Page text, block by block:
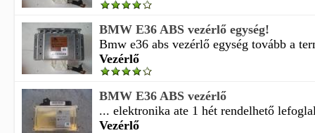
BMW E36 ABS vezérlő egység!
Bmw e36 abs vezérlő egység tovább a
Vezérlő
BMW E36 ABS vezérlő
... elektronika ate 1 hét rendelhető
Vezérlő